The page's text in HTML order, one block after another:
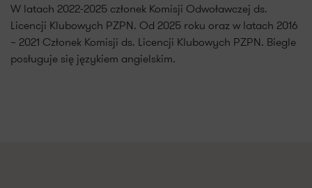
W latach 2022-2025 członek Komisji Odwoławczej ds.
Licencji Klubowych PZPN. Od 2025 roku oraz w latach 2016
– 2021 Członek Komisji ds. Licencji Klubowych PZPN. Biegle
posługuje się językiem angielskim.